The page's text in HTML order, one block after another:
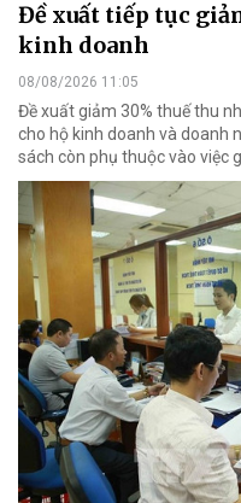
Đề xuất tiếp tục
kinh doanh
08/08/2026 11:05
Đề xuất giảm 30% thuế thu
cho hộ kinh doanh và doanh
sách còn phụ thuộc vào việc